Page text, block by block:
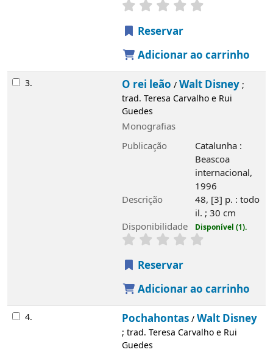
Reservar
Adicionar ao carrinho
3. O rei leão /Walt Disney;
trad. Teresa Carvalho e Rui
Guedes
Monografias
Publicação
Catalunha :
Beascoa
internacional,
1996
Descrição
48, [3] p. : todo
il. ; 30 cm
Disponibilidade
Disponível (1).
Reservar
Adicionar ao carrinho
4. Pochahontas/Walt Disney
; trad. Teresa Carvalho e Rui
Guedes